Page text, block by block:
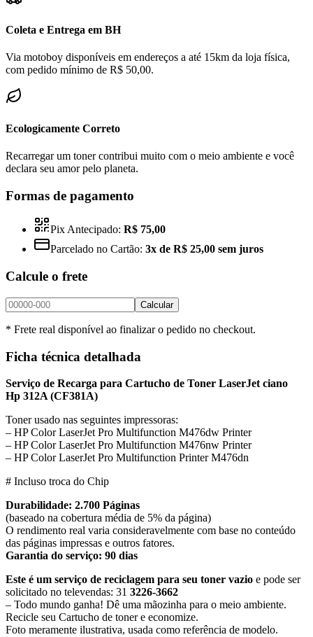
Coleta e Entrega em BH
Via motoboy disponíveis em endereços a até 15km da loja física,
com pedido mínimo de R$ 50,00.
Ecologicamente Correto
Recarregar um toner contribui muito com o meio ambiente e você
declara seu amor pelo planeta.
Formas de pagamento
Pix Antecipado: R$ 75,00
Parcelado no Cartão: 3x de R$ 25,00 sem juros
Calcule o frete
Calcular
* Frete real disponível ao finalizar o pedido no checkout.
Ficha técnica detalhada
Serviço de Recarga para Cartucho de Toner LaserJet ciano
Hp 312A (CF381A)
Toner usado nas seguintes impressoras:
– HP Color LaserJet Pro Multifunction M476dw Printer
– HP Color LaserJet Pro Multifunction M476nw Printer
– HP Color LaserJet Pro Multifunction Printer M476dn
# Incluso troca do Chip
Durabilidade: 2.700 Páginas
(baseado na cobertura média de 5% da página)
O rendimento real varia consideravelmente com base no conteúdo
das páginas impressas e outros fatores.
Garantia do serviço: 90 dias
Este é um serviço de reciclagem para seu toner vazio e pode ser
solicitado no televendas: 31 3226-3662
– Todo mundo ganha! Dê uma mãozinha para o meio ambiente.
Recicle seu Cartucho de toner e economize.
​Foto meramente ilustrativa, usada como referência de modelo.